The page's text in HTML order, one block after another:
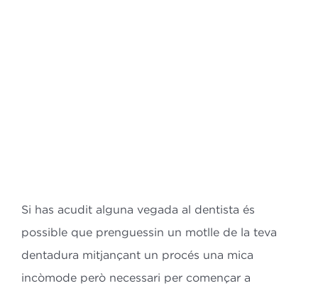
Si has acudit alguna vegada al dentista és
possible que prenguessin un motlle de la teva
dentadura mitjançant un procés una mica
incòmode però necessari per començar a